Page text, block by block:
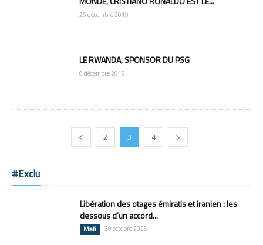
25 décembre 2019
LE RWANDA, SPONSOR DU PSG
6 décembre 2019
2 3 4
#Exclu
Libération des otages émiratis et iranien : les
dessous d’un accord...
Mali 30 octobre 2025